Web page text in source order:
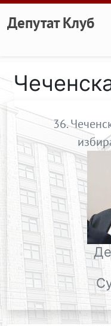
Перейти к основному
Депутат Клуб
36.